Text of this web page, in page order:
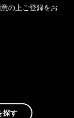
の上ご登録をお
探す